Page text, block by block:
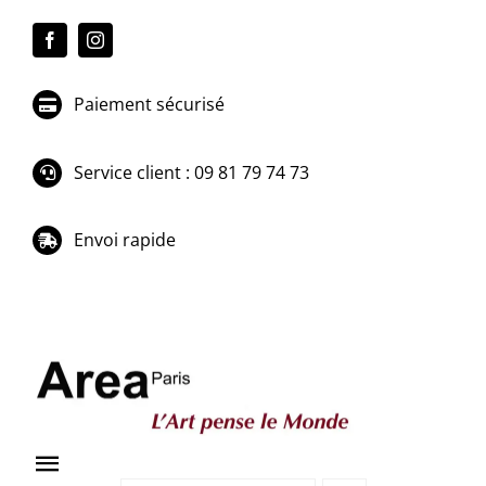
Paiement sécurisé
Service client : 09 81 79 74 73
Envoi rapide